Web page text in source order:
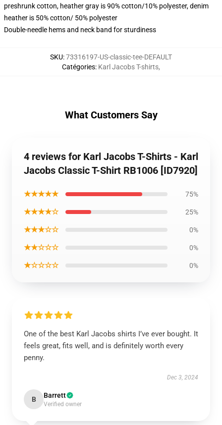
preshrunk cotton, heather gray is 90% cotton/10% polyester, denim
heather is 50% cotton/ 50% polyester
Double-needle hems and neck band for sturdiness
SKU:73316197-US-classic-tee-DEFAULT
Catégories: Karl Jacobs T-shirts,
What Customers Say
4 reviews for Karl Jacobs T-Shirts - Karl
Jacobs Classic T-Shirt RB1006 [ID7920]
★★★★★ 75%
★★★★☆ 25%
★★★☆☆ 0%
★★☆☆☆ 0%
★☆☆☆☆ 0%
One of the best Karl Jacobs shirts I’ve ever bought. It
feels great, fits well, and is definitely worth every
penny.
Dec 3, 2024
B Barrett
Verified owner